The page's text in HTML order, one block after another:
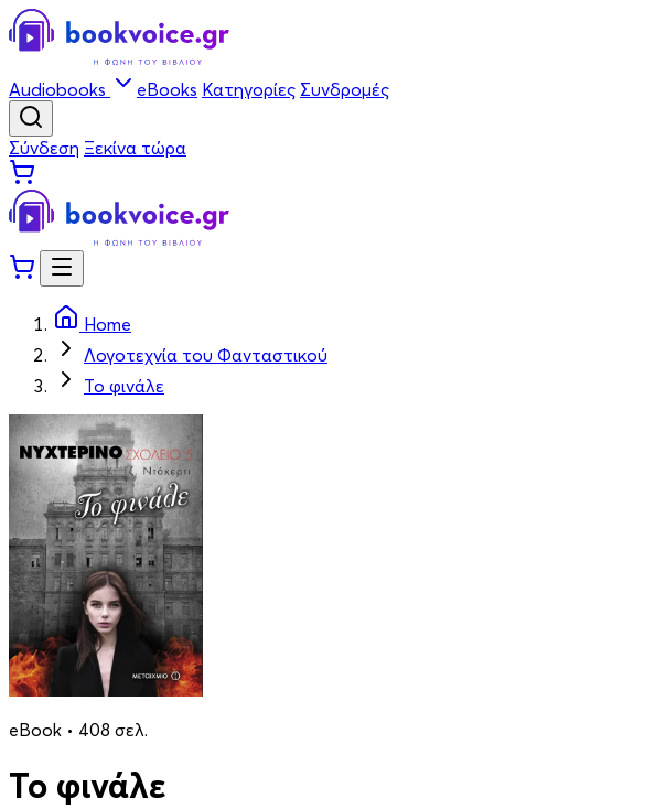
Audiobooks eBooks Κατηγορίες Συνδρομές
Σύνδεση Ξεκίνα τώρα
Home
Λογοτεχνία του Φανταστικού
Το φινάλε
eBook • 408 σελ.
Το φινάλε